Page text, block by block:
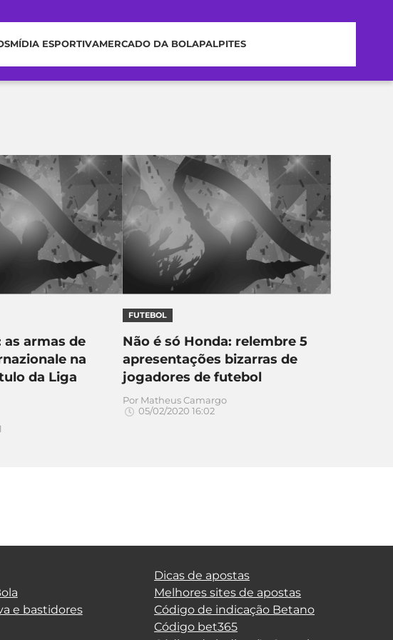
MÍDIA ESPORTIVAMERCADO DA BOLAPALPITES
armas de
na
da Liga
FUTEBOL
Não é só Honda: relembre 5
apresentações bizarras de
jogadores de futebol
Por Matheus Camargo
05/02/2020 16:02
e bastidores
Dicas de apostas
Melhores sites de apostas
Código de indicação Betano
Código bet365